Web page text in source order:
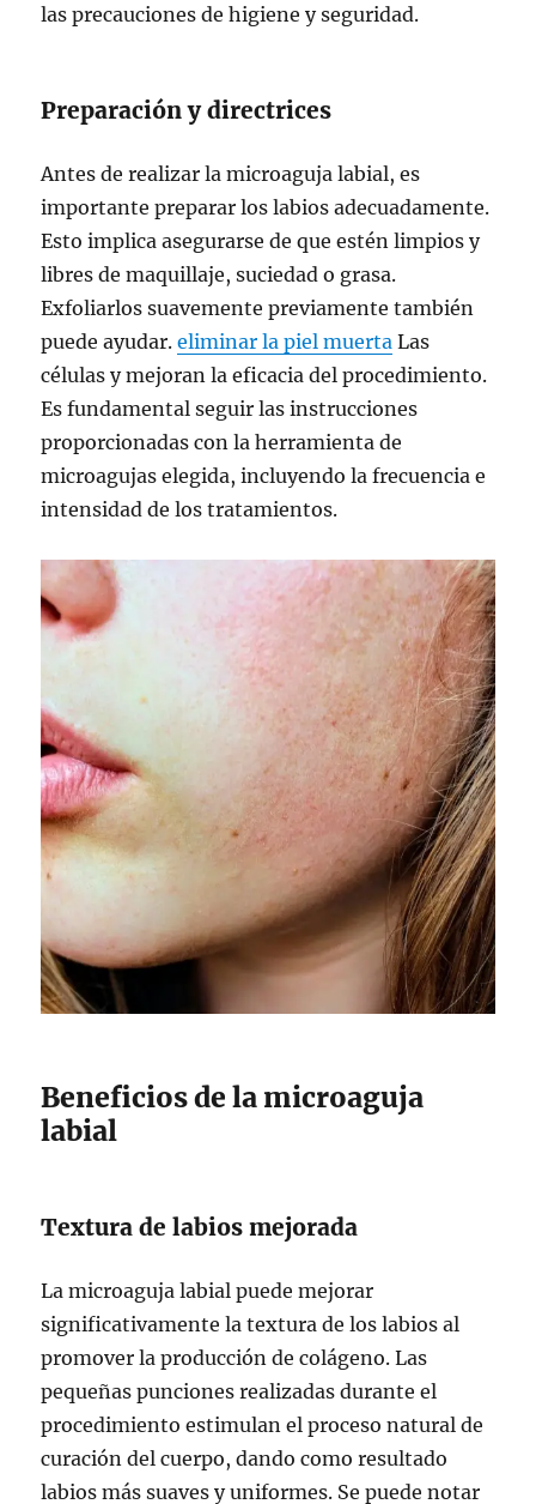
las precauciones de higiene y seguridad.
Preparación y directrices
Antes de realizar la microaguja labial, es
importante preparar los labios adecuadamente.
Esto implica asegurarse de que estén limpios y
libres de maquillaje, suciedad o grasa.
Exfoliarlos suavemente previamente también
puede ayudar.eliminar la piel muerta Las
células y mejoran la eficacia del procedimiento.
Es fundamental seguir las instrucciones
proporcionadas con la herramienta de
microagujas elegida, incluyendo la frecuencia e
intensidad de los tratamientos.
Beneficios de la microaguja
labial
Textura de labios mejorada
La microaguja labial puede mejorar
significativamente la textura de los labios al
promover la producción de colágeno. Las
pequeñas punciones realizadas durante el
procedimiento estimulan el proceso natural de
curación del cuerpo, dando como resultado
labios más suaves y uniformes. Se puede notar